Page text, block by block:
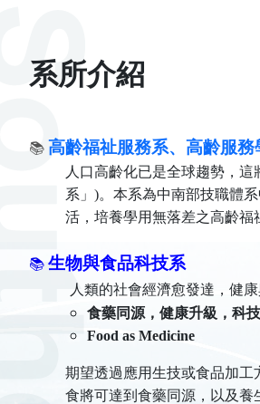
系所介紹
📚 高齡福祉服務系、高齡服
人口高齡化已是全球趨勢，
系」 )。本系為中南部技職體
活，培養學用無落差之高齡福
📚 生物與食品科技系
人類的社會經濟愈發達，健
食藥同源，健康升級，科
Food as Medicine
期望透過應用生技或食品加
食將可達到食藥同源，以及養